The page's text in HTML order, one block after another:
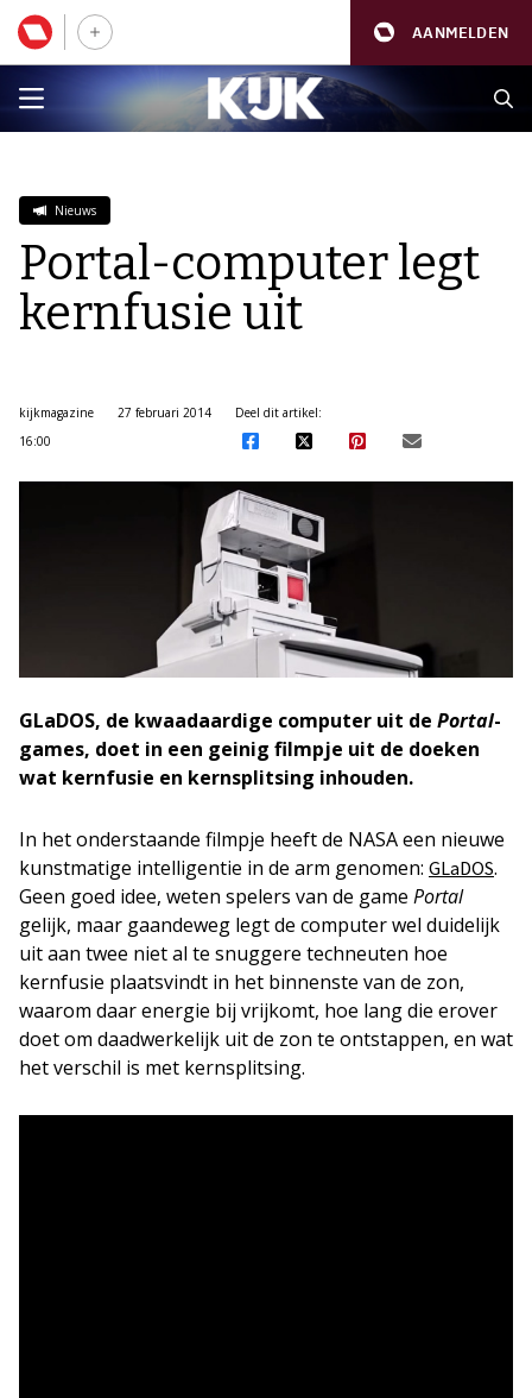
AANMELDEN
Nieuws
Portal-computer legt
kernfusie uit
kijkmagazine
27 februari 2014
16:00
Deel dit artikel:
GLaDOS, de kwaadaardige computer uit de Portal-
games, doet in een geinig filmpje uit de doeken
wat kernfusie en kernsplitsing inhouden.
In het onderstaande filmpje heeft de NASA een nieuwe
kunstmatige intelligentie in de arm genomen: GLaDOS.
Geen goed idee, weten spelers van de game Portal
gelijk, maar gaandeweg legt de computer wel duidelijk
uit aan twee niet al te snuggere techneuten hoe
kernfusie plaatsvindt in het binnenste van de zon,
waarom daar energie bij vrijkomt, hoe lang die erover
doet om daadwerkelijk uit de zon te ontstappen, en wat
het verschil is met kernsplitsing.